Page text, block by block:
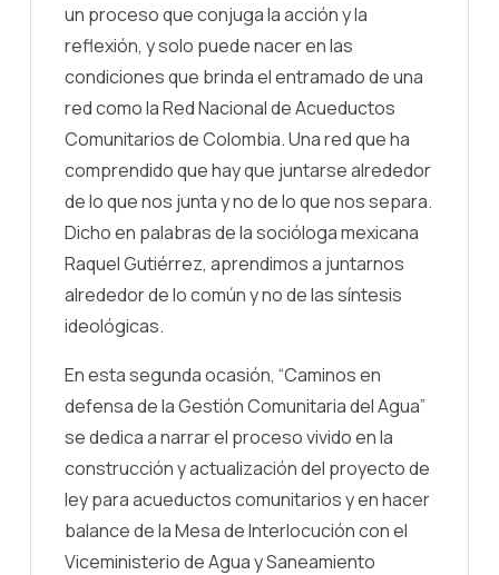
un proceso que conjuga la acción y la
reflexión, y solo puede nacer en las
condiciones que brinda el entramado de una
red como la Red Nacional de Acueductos
Comunitarios de Colombia. Una red que ha
comprendido que hay que juntarse alrededor
de lo que nos junta y no de lo que nos separa.
Dicho en palabras de la socióloga mexicana
Raquel Gutiérrez, aprendimos a juntarnos
alrededor de lo común y no de las síntesis
ideológicas.
En esta segunda ocasión, “Caminos en
defensa de la Gestión Comunitaria del Agua”
se dedica a narrar el proceso vivido en la
construcción y actualización del proyecto de
ley para acueductos comunitarios y en hacer
balance de la Mesa de Interlocución con el
Viceministerio de Agua y Saneamiento